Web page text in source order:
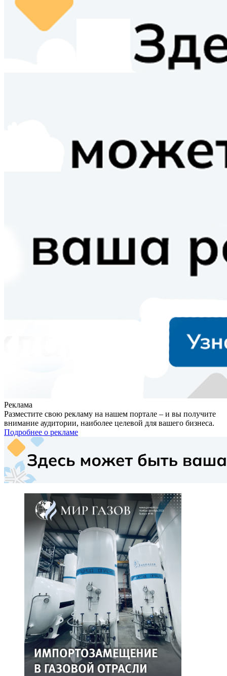
Реклама
Разместите свою рекламу на нашем портале – и вы получите
внимание аудитории, наиболее целевой для вашего бизнеса.
Подробнее о рекламе